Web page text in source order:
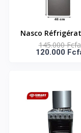
Nasco
Battants 166L -
22 / HNASF2-22
145.000 Fcfa
120.000